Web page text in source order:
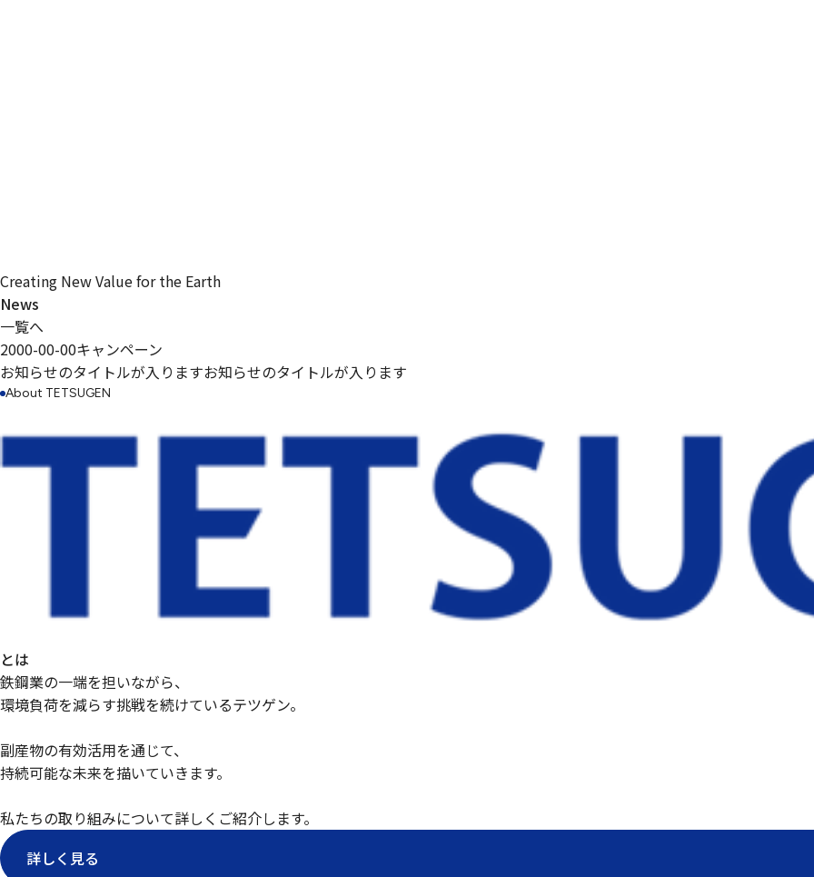
Creating New Value for the Earth
News
一覧へ
2000-00-00キャンペーン
お知らせのタイトルが入りますお知らせのタイトルが入ります
About TETSUGEN
とは
鉄鋼業の一端を担いながら、
環境負荷を減らす挑戦を続けているテツゲン。
副産物の有効活用を通じて、
持続可能な未来を描いていきます。
私たちの取り組みについて詳しくご紹介します。
詳しく見る